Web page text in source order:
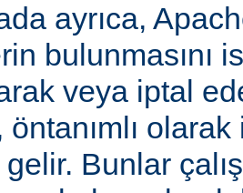
ayrıca,
bulunmasını
veya iptal
Bunlar